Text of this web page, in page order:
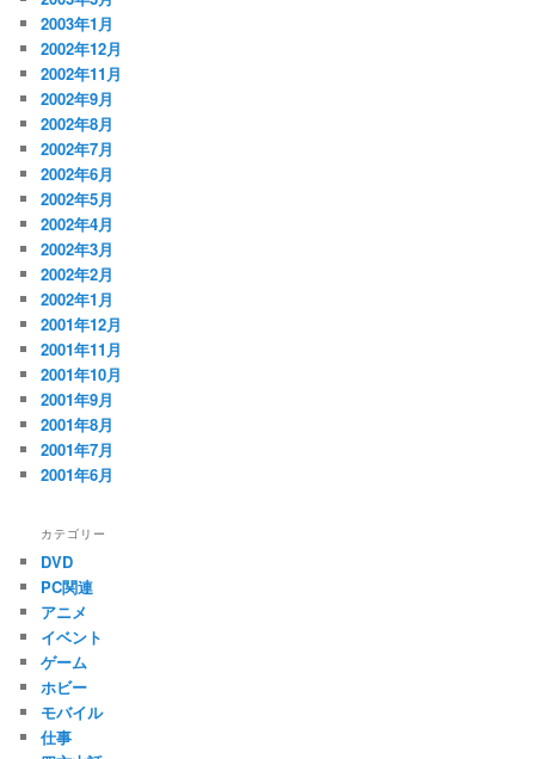
2003年1月
2002年12月
2002年11月
2002年9月
2002年8月
2002年7月
2002年6月
2002年5月
2002年4月
2002年3月
2002年2月
2002年1月
2001年12月
2001年11月
2001年10月
2001年9月
2001年8月
2001年7月
2001年6月
カテゴリー
DVD
PC関連
アニメ
イベント
ゲーム
ホビー
モバイル
仕事